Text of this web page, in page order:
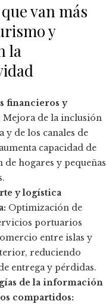
van más
y
la
financieros y
Mejora de la inclusión
y de los canales de
capacidad de
hogares y pequeñas
y logística
Optimización de
portuarios
entre islas y
reduciendo
entrega y pérdidas.
de la información
compartidos: